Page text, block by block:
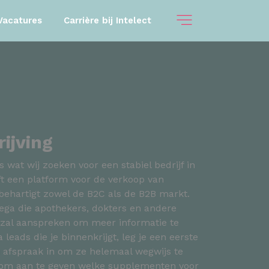
Carrière bij Intelect
wat wij zoeken voor een stabiel bedrijf in
een platform voor de verkoop van
zowel de B2C als de B2B markt.
die apothekers, dokters en andere
aanspreken om meer informatie te
leads die je binnenkrijgt, leg je een eerste
in om ze helemaal wegwijs te
aan te geven welke supplementen voor